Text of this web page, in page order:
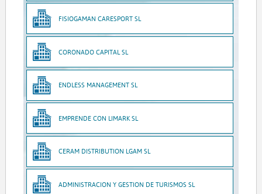
FISIOGAMAN CARESPORT SL
CORONADO CAPITAL SL
ENDLESS MANAGEMENT SL
EMPRENDE CON LIMARK SL
CERAM DISTRIBUTION LGAM SL
ADMINISTRACION Y GESTION DE TURISMOS SL